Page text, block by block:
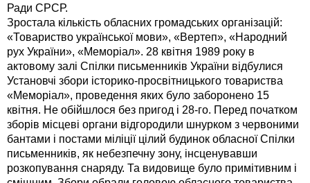
Ради СРСР.
Зростала кількість обласних громадських організацій:
«Товариство української мови», «Вертеп», «Народний
рух України», «Меморіал». 28 квітня 1989 року в
актовому залі Спілки письменників України відбулися
Установчі збори історико-просвітницького товариства
«Меморіал», проведення яких було заборонено 15
квітня. Не обійшлося без пригод і 28-го. Перед початком
зборів місцеві органи відгородили шнурком з червоними
бантами і постами міліції цілий будинок обласної Спілки
письменників, як небезпечну зону, інсценувавши
розкопування снаряду. Та видовище було примітивним і